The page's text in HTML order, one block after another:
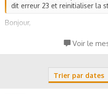
dit erreur 23 et reinitialiser la
Bonjour,
L'erreur 23 sur le Roborock S8
problème avec la station de
1. **Vérifier l'emplacement de
Voir le
Trier par dates